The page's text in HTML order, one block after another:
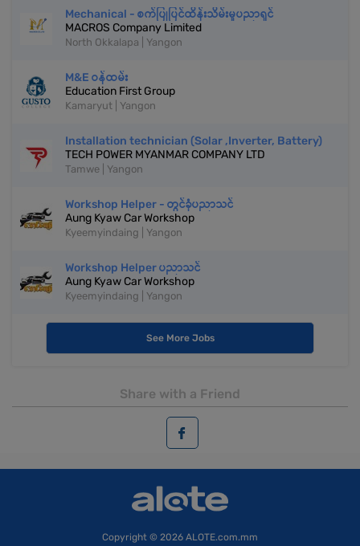
Mechanical - စက်ပြုပြင်ထိန်းသိမ်းမှုပညာရှင်
MACROS Company Limited
North Okkalapa | Yangon
M&E ဝန်ထမ်း
Education First Group
Kamaryut | Yangon
Installation technician (Solar ,Inverter, Battery)
TECH POWER MYANMAR COMPANY LTD
Tamwe | Yangon
Workshop Helper - တွင်ခုံပညာသင်
Aung Kyaw Car Workshop
Kyeemyindaing | Yangon
Workshop Helper ပညာသင်
Aung Kyaw Car Workshop
Kyeemyindaing | Yangon
See More Jobs
Share with a Friend
Copyright © 2026 ALOTE.com.mm